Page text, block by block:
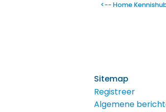
<-- Home
Sitemap
Registreer
Algemene